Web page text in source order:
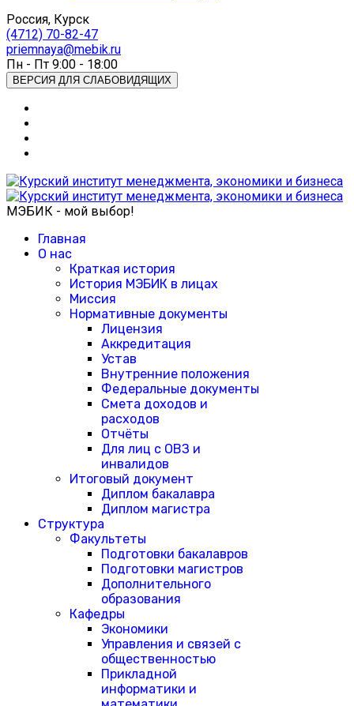
Россия, Курск
(4712) 70-82-47
priemnaya@mebik.ru
Пн - Пт 9:00 - 18:00
ВЕРСИЯ ДЛЯ СЛАБОВИДЯЩИХ
МЭБИК - мой выбор!
Главная
О нас
Краткая история
История МЭБИК в лицах
Миссия
Нормативные документы
Лицензия
Аккредитация
Устав
Внутренние положения
Федеральные документы
Смета доходов и
расходов
Отчёты
Для лиц с ОВЗ и
инвалидов
Итоговый документ
Диплом бакалавра
Диплом магистра
Структура
Факультеты
Подготовки бакалавров
Подготовки магистров
Дополнительного
образования
Кафедры
Экономики
Управления и связей с
общественностью
Прикладной
информатики и